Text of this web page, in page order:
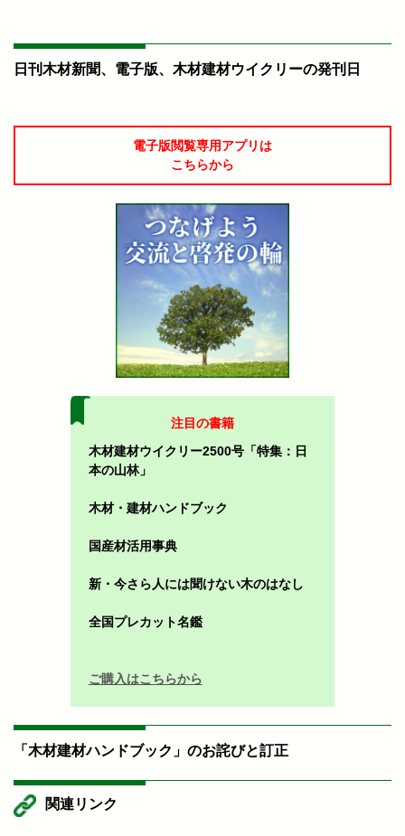
日刊木材新聞、電子版、木材建材ウイクリーの発刊日
電子版閲覧専用アプリは
こちらから
注目の書籍
木材建材ウイクリー2500号「特集：日
本の山林」
木材・建材ハンドブック
国産材活用事典
新・今さら人には聞けない木のはなし
全国プレカット名鑑
ご購入はこちらから
「木材建材ハンドブック」のお詫びと訂正
関連リンク